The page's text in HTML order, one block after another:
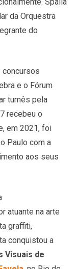
da Orquestra
do
concursos
e o Fórum
turnês pela
recebeu o
em 2021, foi
Paulo com a
aos seus
atuante na arte
graffiti,
conquistou a
Visuais de